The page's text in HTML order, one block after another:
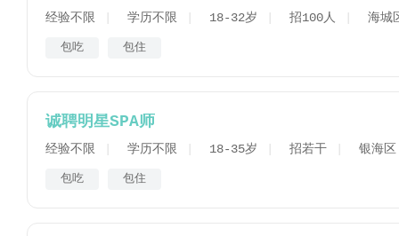
经验不限 学历不限 18-32岁 招100人 海城
包吃 包住
诚聘明星SPA师
经验不限 学历不限 18-35岁 招若干 银海
包吃 包住